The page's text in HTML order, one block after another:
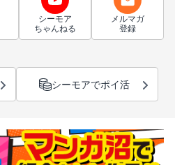
シーモア
ちゃんねる
メルマガ
登録
シーモアでポイ活